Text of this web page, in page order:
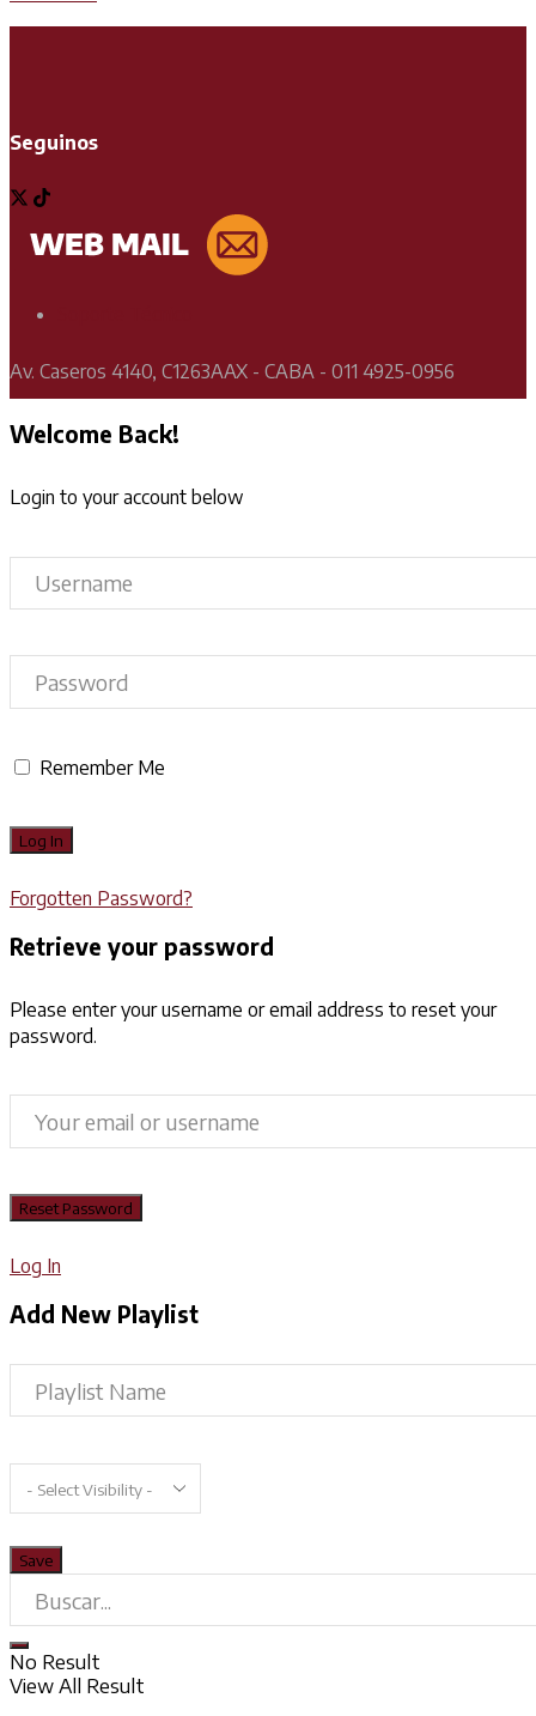
Seguinos
Av. Caseros 4140, C1263AAX - CABA - 011 4925-0956
Welcome Back!
Login to your account below
Remember Me
Forgotten Password?
Retrieve your password
Please enter your username or email address to reset your
password.
Log In
Add New Playlist
No Result
View All Result